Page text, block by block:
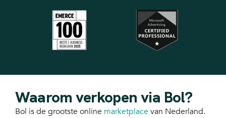
Waarom verkopen via Bol?
Bol is de grootste online marketplacevan Nederland.